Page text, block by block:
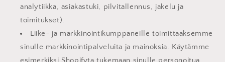
analytiikka, asiakastuki, pilvitallennus, jakelu ja
toimitukset).
Liike- ja markkinointikumppaneille toimittaaksemme
sinulle markkinointipalveluita ja mainoksia. Käytämme